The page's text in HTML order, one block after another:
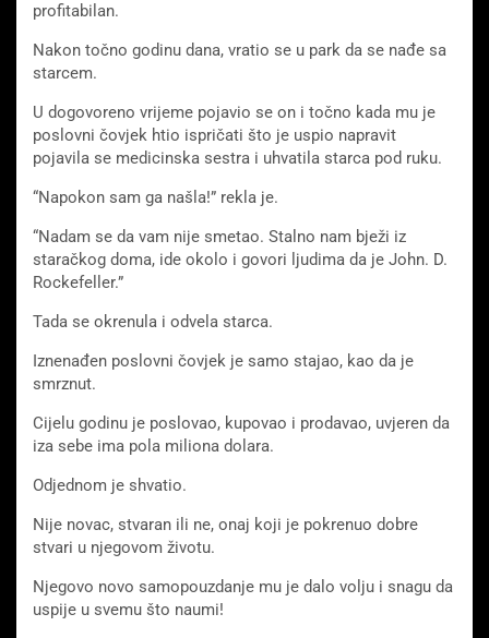
profitabilan.
Nakon točno godinu dana, vratio se u park da se nađe sa
starcem.
U dogovoreno vrijeme pojavio se on i točno kada mu je
poslovni čovjek htio ispričati što je uspio napravit
pojavila se medicinska sestra i uhvatila starca pod ruku.
“Napokon sam ga našla!” rekla je.
“Nadam se da vam nije smetao. Stalno nam bježi iz
staračkog doma, ide okolo i govori ljudima da je John. D.
Rockefeller.”
Tada se okrenula i odvela starca.
Iznenađen poslovni čovjek je samo stajao, kao da je
smrznut.
Cijelu godinu je poslovao, kupovao i prodavao, uvjeren da
iza sebe ima pola miliona dolara.
Odjednom je shvatio.
Nije novac, stvaran ili ne, onaj koji je pokrenuo dobre
stvari u njegovom životu.
Njegovo novo samopouzdanje mu je dalo volju i snagu da
uspije u svemu što naumi!